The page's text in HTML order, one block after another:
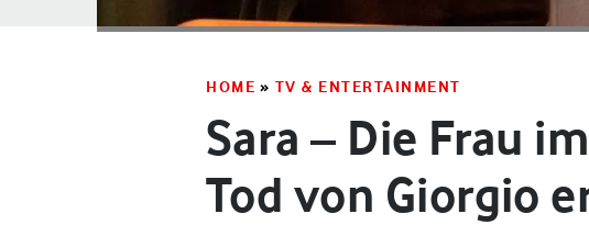
HOME » TV & ENTERTAINMENT
Sara – Die Frau
Tod von Giorgio